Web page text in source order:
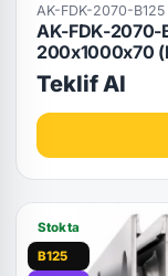
AK-FDK-2070-B125
AK-FDK-2070-
200x1000x70
Teklif Al
Stokta
B125